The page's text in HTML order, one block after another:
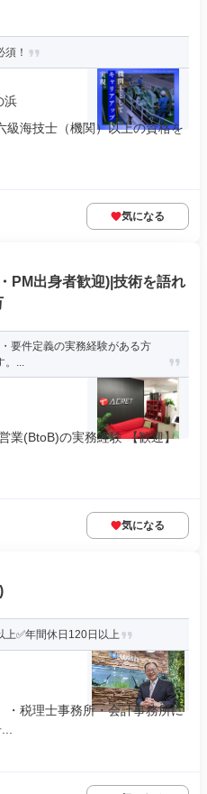
！
浜
級海技士（機関）以上の資格を
気になる
PM出身者歓迎)|技術を語れ
要件定義の実務経験がある方
。...
業(BtoB)の実務経験 【歓迎】
気になる
上✅年間休日120日以上
・税理士事務所・会計事務所に